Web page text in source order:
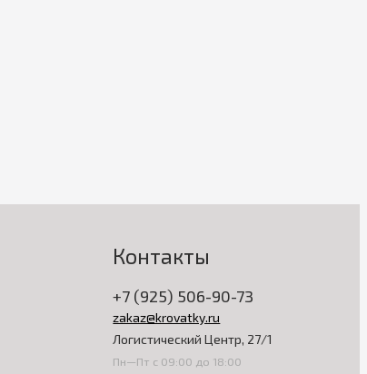
Контакты
+7 (925) 506-90-73
zakaz@krovatky.ru
Логистический Центр, 27/1
Пн—Пт с 09:00 до 18:00